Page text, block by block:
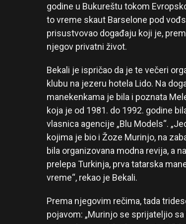
godine u Bukureštu tokom
to vreme skaut Barselone pod
prisustvovao događaju koji je,
njegov privatni život.
Bekali je ispričao da je te večeri
klubu na jezeru hotela Lido. Na
manekenkama je bila i poznata
koja je od 1981. do 1992. godine
vlasnica agencije „Blu Models“.
kojima je bio i Žoze Murinjo, na
bila organizovana modna revija, a
prelepa Turkinja, prva tatarska
vreme“, rekao je Bekali.
Prema njegovim rečima, tada
pojavom: „Murinjo se sprijateljio